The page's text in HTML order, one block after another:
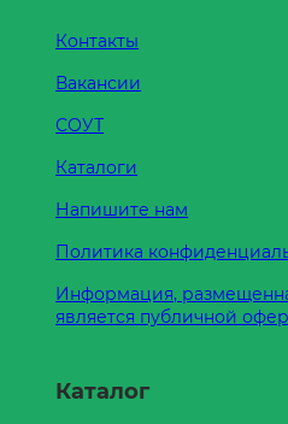
Контакты
Вакансии
СОУТ
Каталоги
Напишите нам
Политика
Информация,
является публичной
Каталог